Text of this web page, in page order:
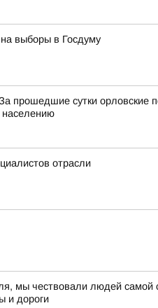
выборы в Госдуму
прошедшие сутки
населению
отрасли
мы чествовали людей
и дороги